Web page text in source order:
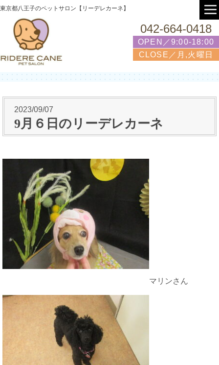
東京都八王子のペットサロン【リーデレカーネ】
042-664-0418
OPEN／9:00-18:00
CLOSE／月,火曜日
2023/09/07
9月６日のリーデレカーネ
マリンさん